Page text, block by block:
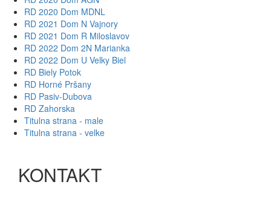
RD 2020 Dom MDNL
RD 2021 Dom N Vajnory
RD 2021 Dom R Miloslavov
RD 2022 Dom 2N Marianka
RD 2022 Dom U Velky Biel
RD Biely Potok
RD Horné Pršany
RD Pasiv-Dubova
RD Zahorska
Titulna strana - male
Titulna strana - velke
KONTAKT